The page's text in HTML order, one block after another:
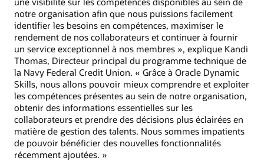
notre organisation afin que nous puissions facilement
identifier les besoins en compétences, maximiser le
rendement de nos collaborateurs et continuer à fournir
un service exceptionnel à nos membres », explique Kandi
Thomas, Directeur principal du programme technique de
la Navy Federal Credit Union. « Grâce à Oracle Dynamic
Skills, nous allons pouvoir mieux comprendre et exploiter
les compétences présentes au sein de notre organisation,
obtenir des informations essentielles sur les
collaborateurs et prendre des décisions plus éclairées en
matière de gestion des talents. Nous sommes impatients
de pouvoir bénéficier des nouvelles fonctionnalités
récemment ajoutées. »